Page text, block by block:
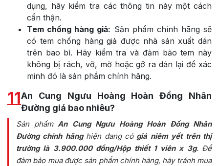
dụng, hãy kiểm tra các thông tin này một cách
cẩn thận.
Tem chống hàng giả: Sản phẩm chính hãng sẽ
có tem chống hàng giả được nhà sản xuất dán
trên bao bì. Hãy kiểm tra và đảm bảo tem này
không bị rách, vỡ, mờ hoặc gỡ ra dán lại để xác
minh đó là sản phẩm chính hãng.
11An Cung Ngưu Hoàng Hoàn Đồng Nhân
Đường giá bao nhiêu?
Sản phẩm An Cung Ngưu Hoàng Hoàn Đồng Nhân
Đường chính hãnghiện đang có giá niêm yết trên thị
trường là 3.900.000 đồng/Hộp thiết 1 viên x 3g. Để
đảm bảo mua được sản phẩm chính hãng, hãy tránh mua